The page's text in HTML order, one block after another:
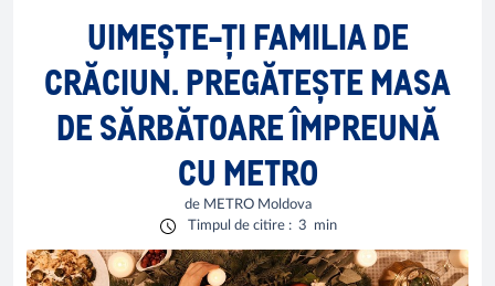
UIMEȘTE-ȚI FAMILIA DE
CRĂCIUN. PREGĂTEȘTE MASA
DE SĂRBĂTOARE ÎMPREUNĂ
CU METRO
de METRO Moldova
Timpul de citire : 3 min